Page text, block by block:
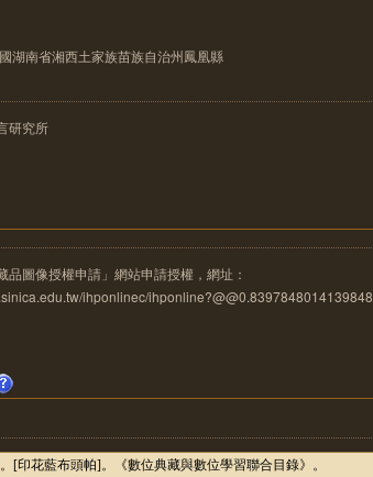
湖南省湘西土家族苗族自治州鳳凰縣
研究所
品圖像授權申請」網站申請授權，網址：
ihponlinec/ihponline?@@0.8397848014139848